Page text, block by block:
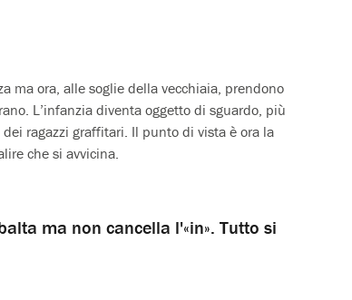
ma ora, alle soglie della vecchiaia, prendono
L’infanzia diventa oggetto di sguardo, più
ragazzi graffitari. Il punto di vista è ora la
che si avvicina.
ma non cancella l'«in». Tutto si